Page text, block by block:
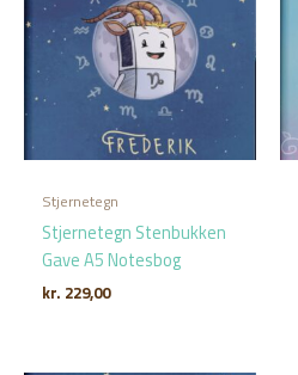
Stjernetegn
Stjernetegn Stenbukken
Gave A5 Notesbog
kr. 229,00